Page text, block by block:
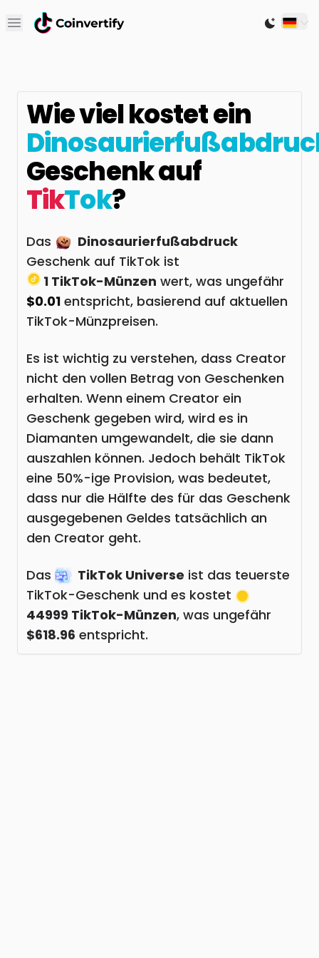
Open main menu Switch
Wie viel kostet ein
Geschenk auf
TikTok?
Das
Dinosaurierfußabdruck
Geschenk auf TikTok ist
1 TikTok-Münzen wert, was ungefähr
$0.01 entspricht, basierend auf aktuellen
TikTok-Münzpreisen.
Es ist wichtig zu verstehen, dass Creator
nicht den vollen Betrag von Geschenken
erhalten. Wenn einem Creator ein
Geschenk gegeben wird, wird es in
Diamanten umgewandelt, die sie dann
auszahlen können. Jedoch behält TikTok
eine 50%-ige Provision, was bedeutet,
dass nur die Hälfte des für das Geschenk
ausgegebenen Geldes tatsächlich an
den Creator geht.
Das TikTok Universe ist das teuerste
TikTok-Geschenk und es kostet
44999 TikTok-Münzen, was ungefähr
$618.96 entspricht.